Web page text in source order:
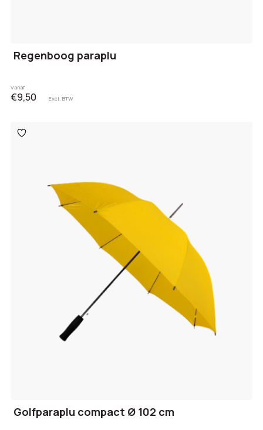
Regenboog paraplu
Vanaf
€9,50 Excl. BTW
Toevoegen
aan
Golfparaplu compact Ø 102 cm